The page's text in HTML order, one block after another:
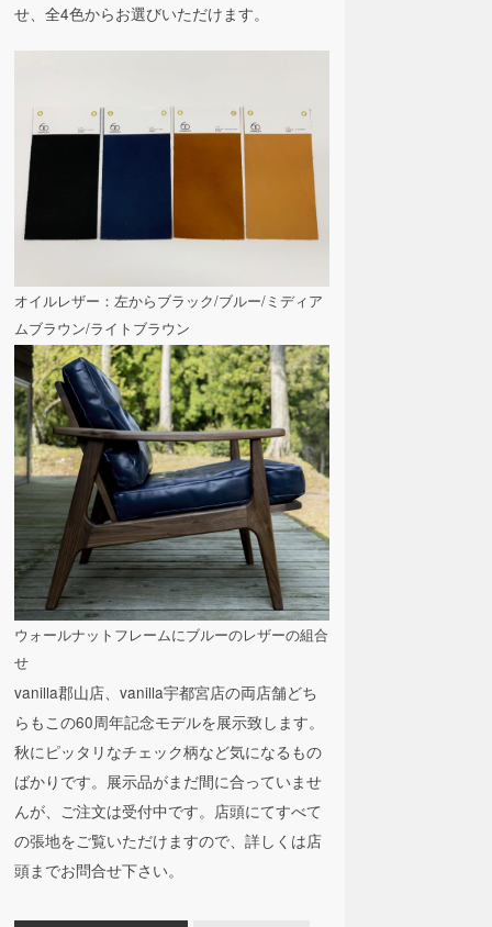
せ、全4色からお選びいただけます。
オイルレザー：左からブラック/ブルー/ミディア
ムブラウン/ライトブラウン
ウォールナットフレームにブルーのレザーの組合
せ
vanilla郡山店、vanilla宇都宮店の両店舗どち
らもこの60周年記念モデルを展示致します。
秋にピッタリなチェック柄など気になるもの
ばかりです。展示品がまだ間に合っていませ
んが、ご注文は受付中です。店頭にてすべて
の張地をご覧いただけますので、詳しくは店
頭までお問合せ下さい。